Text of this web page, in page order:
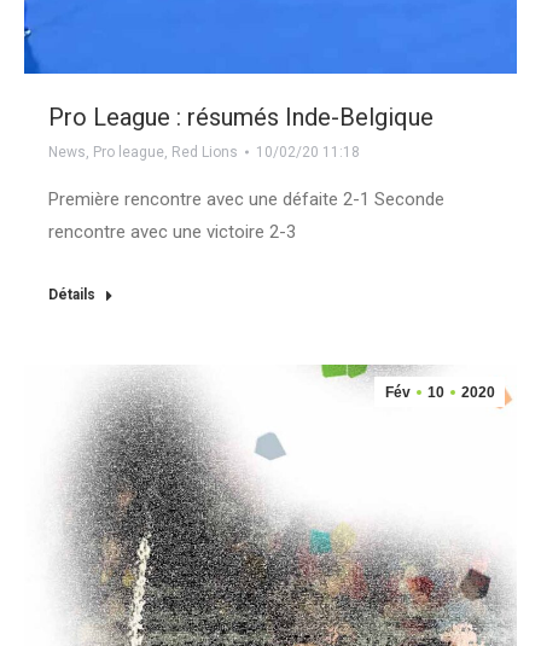
Pro League : résumés Inde-Belgique
News, Pro league, Red Lions 10/02/20 11:18
Première rencontre avec une défaite 2-1 Seconde
rencontre avec une victoire 2-3
Détails
Fév 10 2020